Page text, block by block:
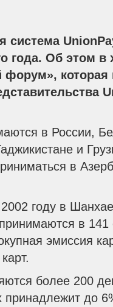
система
года. Об этом
которая
в России,
и
в
году в
в
эмиссия
более 200
принадлежит до